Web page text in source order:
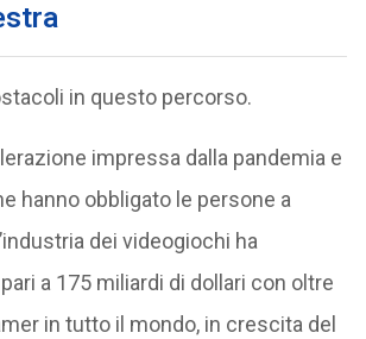
in questo percorso.
impressa dalla pandemia e
hanno obbligato le persone a
dei videogiochi ha
a 175 miliardi di dollari con oltre
in tutto il mondo, in crescita del